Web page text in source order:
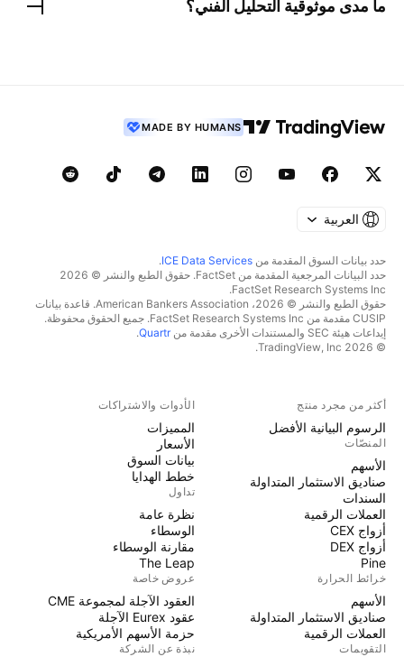
ما مدى موثوقية التحليل الفني؟
MADE BY HUMANS
العربية
حدد بيانات السوق المقدمة من ICE Data Services
.
حدد البيانات المرجعية المقدمة من FactSet. حقوق الطبع والنشر © 2026
FactSet Research Systems Inc.
حقوق الطبع والنشر © 2026، American Bankers Association. قاعدة بيانات
CUSIP مقدمة من FactSet Research Systems Inc. جميع الحقوق محفوظة.
إيداعات هيئة SEC والمستندات الأخرى مقدمة من
Quartr
.
© 2026 TradingView, Inc.
أكثر من مجرد منتج
الرسوم البيانية الأفضل
المنصّات
الأسهم
صناديق الاستثمار المتداولة
السندات
العملات الرقمية
أزواج CEX
أزواج DEX
Pine
خرائط الحرارة
الأسهم
صناديق الاستثمار المتداولة
العملات الرقمية
التقويمات
الأدوات والاشتراكات
المميزات
الأسعار
بيانات السوق
خطط الهدايا
تداول
نظرة عامة
الوسطاء
مقارنة الوسطاء
The Leap
عروض خاصة
العقود الآجلة لمجموعة CME
عقود Eurex الآجلة
حزمة الأسهم الأمريكية
نبذة عن الشركة